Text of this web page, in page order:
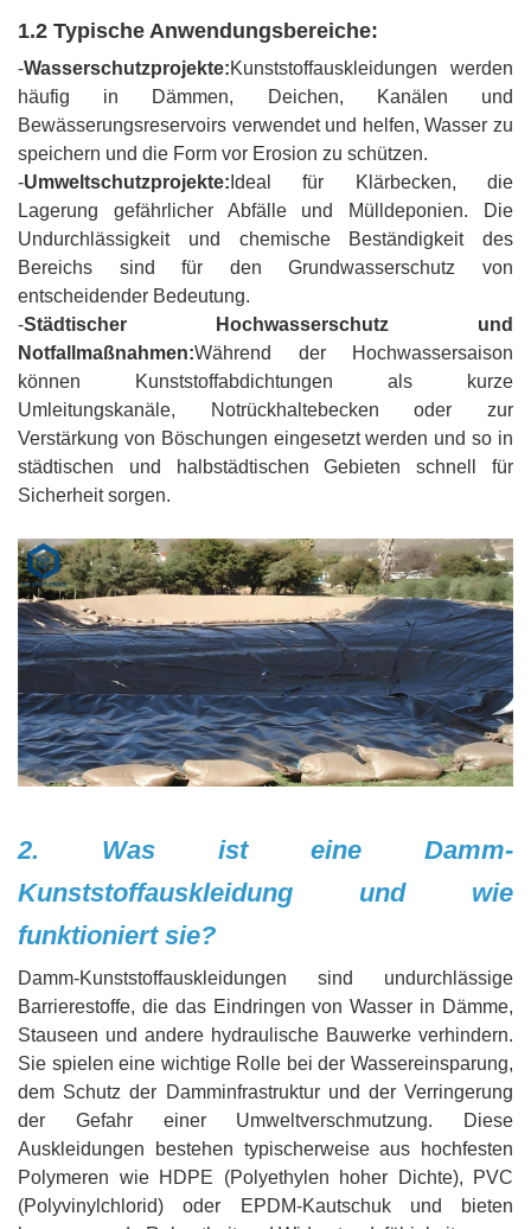
1.2 Typische Anwendungsbereiche:
-Wasserschutzprojekte:Kunststoffauskleidungen werden
häufig in Dämmen, Deichen, Kanälen und
Bewässerungsreservoirs verwendet und helfen, Wasser zu
speichern und die Form vor Erosion zu schützen.
-Umweltschutzprojekte: Ideal für Klärbecken, die
Lagerung gefährlicher Abfälle und Mülldeponien. Die
Undurchlässigkeit und chemische Beständigkeit des
Bereichs sind für den Grundwasserschutz von
entscheidender Bedeutung.
-Städtischer Hochwasserschutz und
Notfallmaßnahmen:Während der Hochwassersaison
können Kunststoffabdichtungen als kurze
Umleitungskanäle, Notrückhaltebecken oder zur
Verstärkung von Böschungen eingesetzt werden und so in
städtischen und halbstädtischen Gebieten schnell für
Sicherheit sorgen.
2. Was ist eine Damm-
Kunststoffauskleidung und wie
funktioniert sie?
Damm-Kunststoffauskleidungen sind undurchlässige
Barrierestoffe, die das Eindringen von Wasser in Dämme,
Stauseen und andere hydraulische Bauwerke verhindern.
Sie spielen eine wichtige Rolle bei der Wassereinsparung,
dem Schutz der Damminfrastruktur und der Verringerung
der Gefahr einer Umweltverschmutzung. Diese
Auskleidungen bestehen typischerweise aus hochfesten
Polymeren wie HDPE (Polyethylen hoher Dichte), PVC
(Polyvinylchlorid) oder EPDM-Kautschuk und bieten